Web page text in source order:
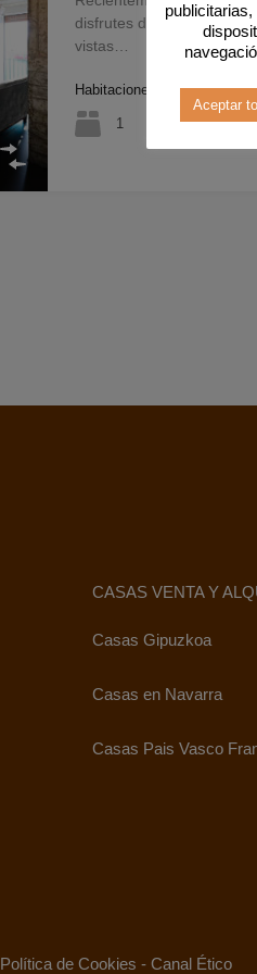
disfrutes de una vivienda
vistas…
Habitaciones
1
Baños
1
CASAS VENTA Y
Casas Gipuzkoa
Casas en Navarra
Casas Pais Vasco
Política de Cookies - Canal Ético
Aceptar